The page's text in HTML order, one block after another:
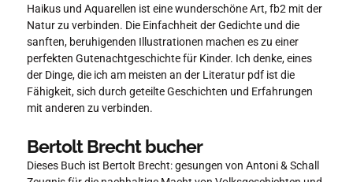
Haikus und Aquarellen ist eine wunderschöne Art, fb2 mit der
Natur zu verbinden. Die Einfachheit der Gedichte und die
sanften, beruhigenden Illustrationen machen es zu einer
perfekten Gutenachtgeschichte für Kinder. Ich denke, eines
der Dinge, die ich am meisten an der Literatur pdf ist die
Fähigkeit, sich durch geteilte Geschichten und Erfahrungen
mit anderen zu verbinden.
Bertolt Brecht bucher
Dieses Buch ist Bertolt Brecht: gesungen von Antoni & Schall